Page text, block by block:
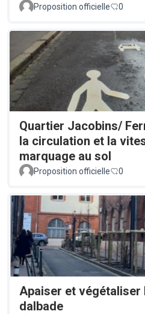
Proposition officielle 0
Quartier Jacobins/
la circulation et la
marquage au sol
Proposition officielle 0
Apaiser et végétaliser
dalbade